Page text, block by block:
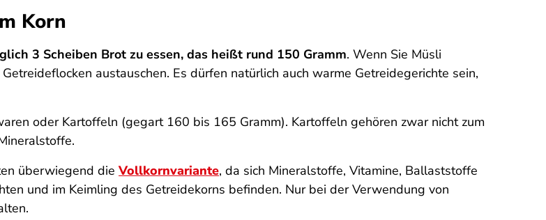
Korn
3 Scheiben Brot zu essen, das heißt rund 150 Gramm. Wenn Sie Müsli
austauschen. Es dürfen natürlich auch warme Getreidegerichte sein,
oder Kartoffeln (gegart 160 bis 165 Gramm). Kartoffeln gehören zwar nicht zum
überwiegend dieVollkornvariante, da sich Mineralstoffe, Vitamine, Ballaststoffe
und im Keimling des Getreidekorns befinden. Nur bei der Verwendung von